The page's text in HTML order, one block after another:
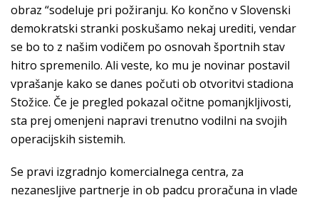
obraz “sodeluje pri požiranju. Ko končno v Slovenski
demokratski stranki poskušamo nekaj urediti, vendar
se bo to z našim vodičem po osnovah športnih stav
hitro spremenilo. Ali veste, ko mu je novinar postavil
vprašanje kako se danes počuti ob otvoritvi stadiona
Stožice. Če je pregled pokazal očitne pomanjkljivosti,
sta prej omenjeni napravi trenutno vodilni na svojih
operacijskih sistemih.
Se pravi izgradnjo komercialnega centra, za
nezanesljive partnerje in ob padcu proračuna in vlade